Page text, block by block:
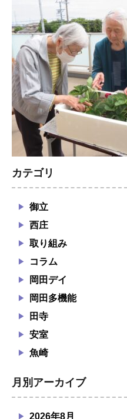
カテゴリ
御立
西庄
取り組み
コラム
岡田デイ
岡田多機能
田寺
安室
魚崎
月別アーカイブ
2026年8月